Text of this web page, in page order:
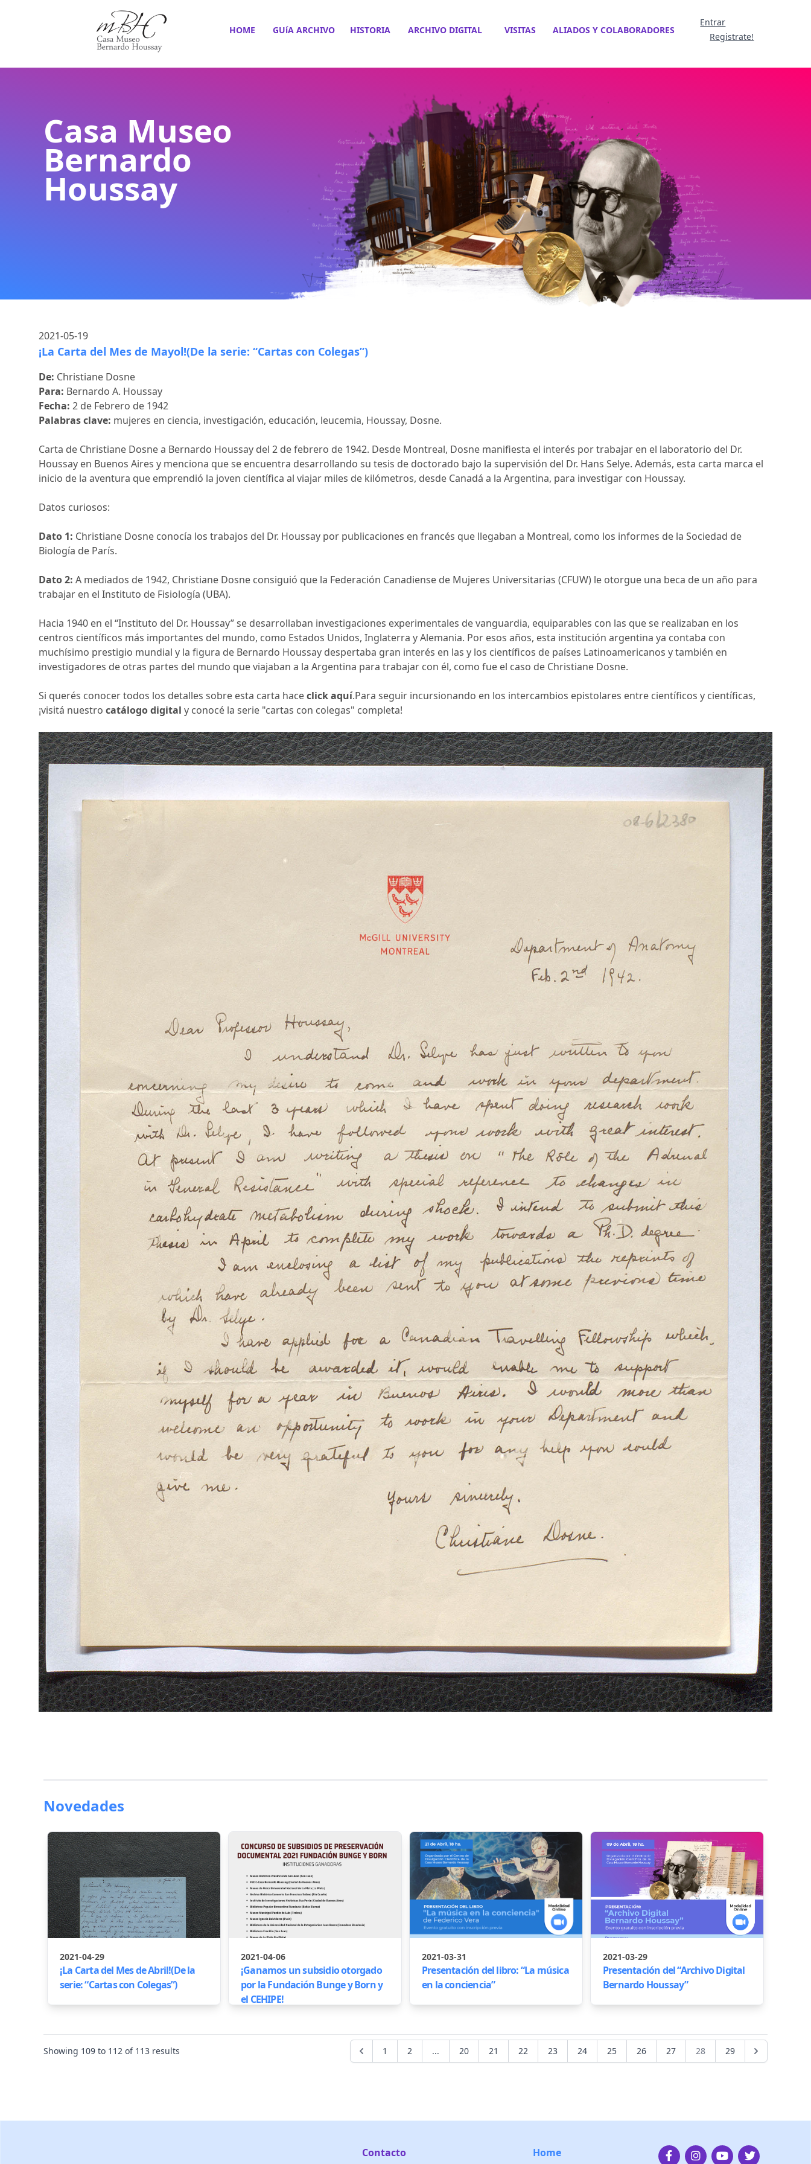
HOME GUíA ARCHIVO HISTORIA ARCHIVO DIGITAL VISITAS ALIADOS Y COLABORADORES
Entrar
Registrate!
Casa Museo
Bernardo
Houssay
2021-05-19
¡La Carta del Mes de Mayol!(De la serie: “Cartas con Colegas”)
De: Christiane Dosne
Para: Bernardo A. Houssay
Fecha: 2 de Febrero de 1942
Palabras clave: mujeres en ciencia, investigación, educación, leucemia, Houssay, Dosne.
Carta de Christiane Dosne a Bernardo Houssay del 2 de febrero de 1942. Desde Montreal, Dosne manifiesta el interés por trabajar en el laboratorio del Dr.
Houssay en Buenos Aires y menciona que se encuentra desarrollando su tesis de doctorado bajo la supervisión del Dr. Hans Selye. Además, esta carta marca el
inicio de la aventura que emprendió la joven científica al viajar miles de kilómetros, desde Canadá a la Argentina, para investigar con Houssay.
Datos curiosos:
Dato 1: Christiane Dosne conocía los trabajos del Dr. Houssay por publicaciones en francés que llegaban a Montreal, como los informes de la Sociedad de
Biología de París.
Dato 2: A mediados de 1942, Christiane Dosne consiguió que la Federación Canadiense de Mujeres Universitarias (CFUW) le otorgue una beca de un año para
trabajar en el Instituto de Fisiología (UBA).
Hacia 1940 en el “Instituto del Dr. Houssay” se desarrollaban investigaciones experimentales de vanguardia, equiparables con las que se realizaban en los
centros científicos más importantes del mundo, como Estados Unidos, Inglaterra y Alemania. Por esos años, esta institución argentina ya contaba con
muchísimo prestigio mundial y la figura de Bernardo Houssay despertaba gran interés en las y los científicos de países Latinoamericanos y también en
investigadores de otras partes del mundo que viajaban a la Argentina para trabajar con él, como fue el caso de Christiane Dosne.
Si querés conocer todos los detalles sobre esta carta haceclick aquí.Para seguir incursionando en los intercambios epistolares entre científicos y científicas,
¡visitá nuestro catálogo digital y conocé la serie "cartas con colegas" completa!
Novedades
2021-04-29
¡La Carta del Mes de Abril!(De la
serie: “Cartas con Colegas”)
2021-04-06
¡Ganamos un subsidio otorgado
por la Fundación Bunge y Born y
el CEHIPE!
2021-03-31
Presentación del libro: “La música
en la conciencia”
2021-03-29
Presentación del “Archivo Digital
Bernardo Houssay”
Showing 109 to 112 of 113 results 1 2 ... 20 21 22 23 24 25 26 27 28 29
Contacto Home